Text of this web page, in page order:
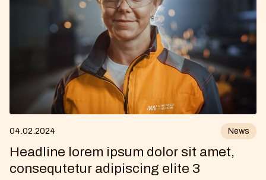
04 02 2024 News
Headline lorem ipsum dolor sit amet,
consequtetur adipiscing elite 3